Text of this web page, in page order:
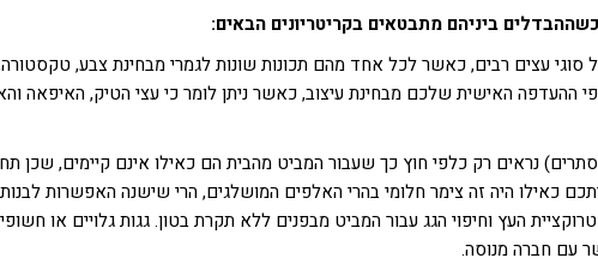
ביניהם מתבטאים בקריטריונים הבאים:
סוגי עצים רבים, כאשר לכל אחד מהם תכונות שונות לגמרי מבחינת צבע,
ההעדפה האישית שלכם מבחינת עיצוב, כאשר ניתן לומר כי עצי הטיק, האיפאה
נראים רק כלפי חוץ כך שעבור המביט מהבית הם כאילו אינם קיימים, שכן
כאילו היה זה צימר חלומי בהרי האלפים המושלגים, הרי שישנה האפשרות
העץ וחיפוי הגג עבור המביט מבפנים ללא תקרת בטון. גגות גלויים או
עם חברה מנוסה.